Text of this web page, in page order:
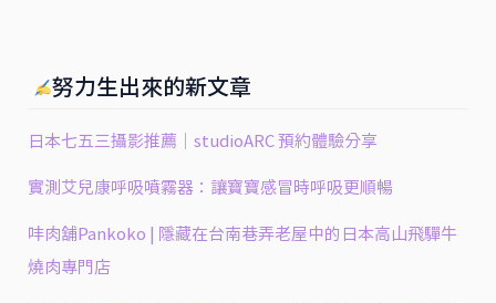
努力生出來的新文章
日本七五三攝影推薦｜studioARC 預約體驗分享
實測艾兒康呼吸噴霧器：讓寶寶感冒時呼吸更順暢
㕩肉舖Pankoko | 隱藏在台南巷弄老屋中的日本高山飛驒牛
燒肉專門店